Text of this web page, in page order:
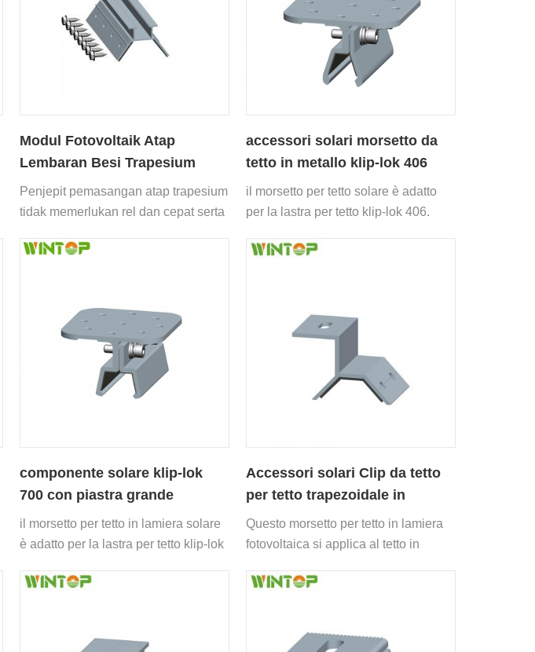
Modul Fotovoltaik Atap
Lembaran Besi Trapesium
Penjepit Atap Surya
Penjepit pemasangan atap trapesium
tidak memerlukan rel dan cepat serta
accessori solari morsetto da
tetto in metallo klip-lok 406
con piastra grande
il morsetto per tetto solare è adatto
per la lastra per tetto klip-lok 406.
componente solare klip-lok
700 con piastra grande
il morsetto per tetto in lamiera solare
è adatto per la lastra per tetto klip-lok
Accessori solari Clip da tetto
per tetto trapezoidale in
metallo
Questo morsetto per tetto in lamiera
fotovoltaica si applica al tetto in
rapido, facile installazione.